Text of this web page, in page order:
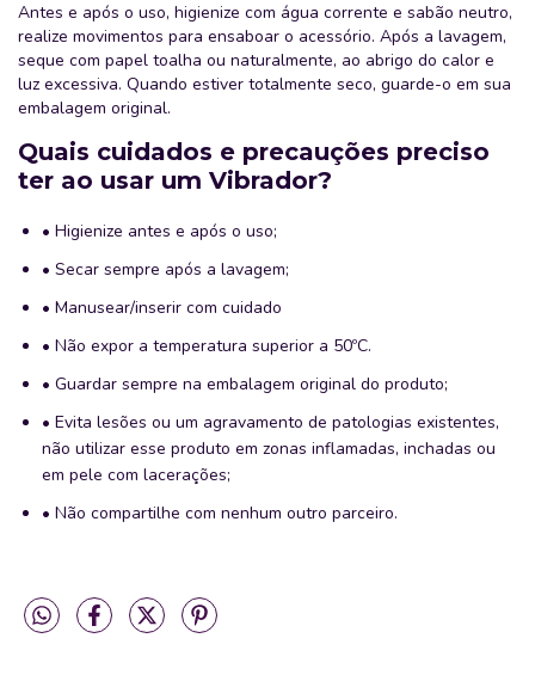
Antes e após o uso, higienize com água corrente e sabão neutro,
realize movimentos para ensaboar o acessório. Após a lavagem,
seque com papel toalha ou naturalmente, ao abrigo do calor e
luz excessiva. Quando estiver totalmente seco, guarde-o em sua
embalagem original.
Quais cuidados e precauções preciso
ter ao usar um Vibrador?
• Higienize antes e após o uso;
• Secar sempre após a lavagem;
• Manusear/inserir com cuidado
• Não expor a temperatura superior a 50ºC.
• Guardar sempre na embalagem original do produto;
• Evita lesões ou um agravamento de patologias existentes,
não utilizar esse produto em zonas inflamadas, inchadas ou
em pele com lacerações;
• Não compartilhe com nenhum outro parceiro.